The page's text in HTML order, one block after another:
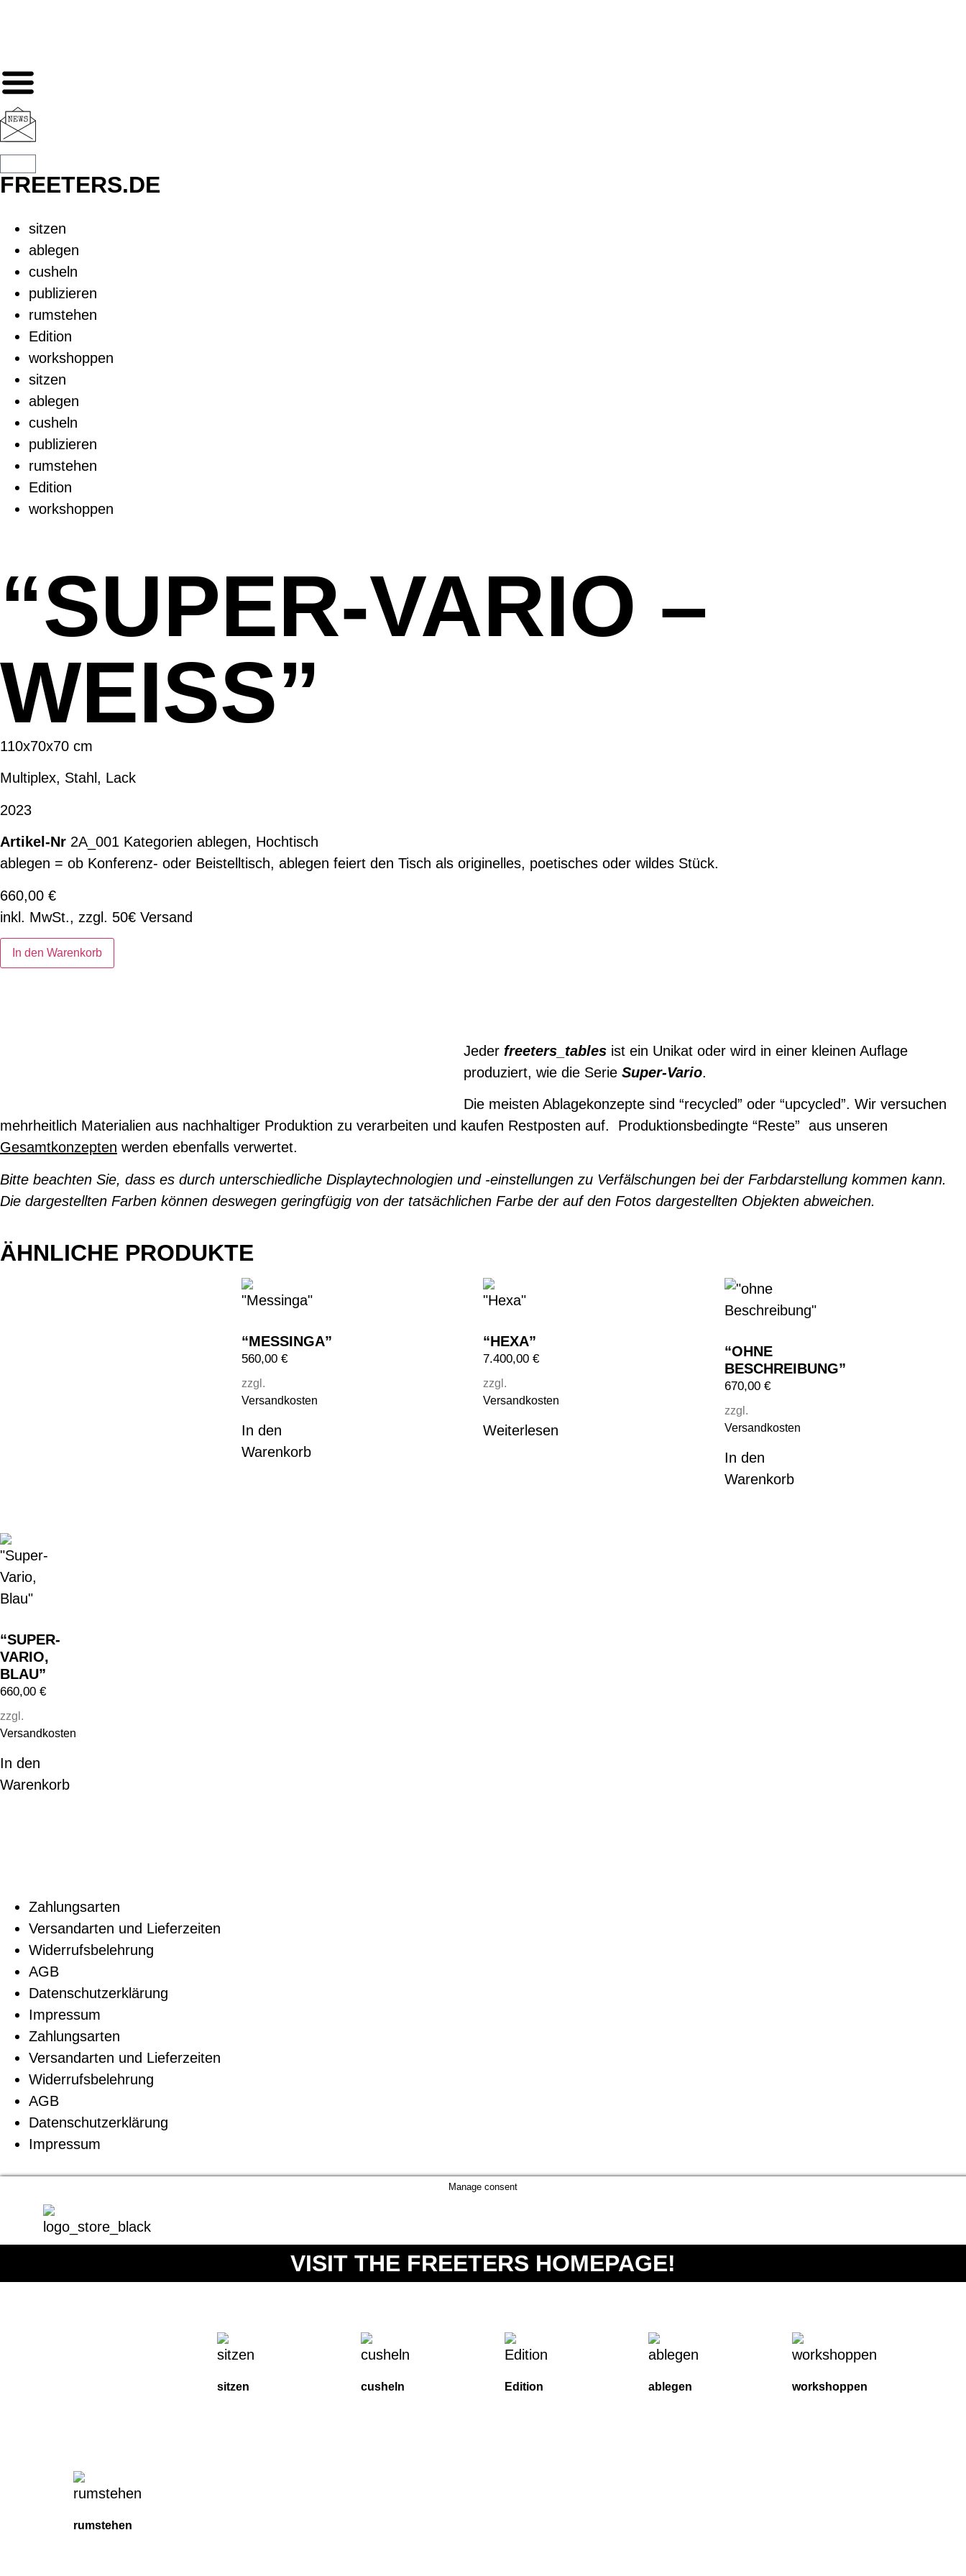
FREETERS.DE
sitzen
ablegen
cusheln
publizieren
rumstehen
Edition
workshoppen
sitzen
ablegen
cusheln
publizieren
rumstehen
Edition
workshoppen
“SUPER-VARIO –
WEISS”
110x70x70 cm
Multiplex, Stahl, Lack
2023
2A_001 Kategorien ablegen, Hochtisch
ablegen = ob Konferenz- oder Beistelltisch, ablegen feiert den Tisch als originelles, poetisches oder wildes Stück.
660,00 €
inkl. MwSt., zzgl. 50€ Versand
In den Warenkorb
Jeder freeters_tables ist ein Unikat oder wird in einer kleinen Auflage
produziert, wie die SerieSuper-Vario.
Die meisten Ablagekonzepte sind “recycled” oder “upcycled”. Wir versuchen
mehrheitlich Materialien aus nachhaltiger Produktion zu verarbeiten und kaufen Restposten auf. Produktionsbedingte “Reste” aus unseren
Gesamtkonzepten werden ebenfalls verwertet.
Bitte beachten Sie, dass es durch unterschiedliche Displaytechnologien und -einstellungen zu Verfälschungen bei der Farbdarstellung kommen kann.
Die dargestellten Farben können deswegen geringfügig von der tatsächlichen Farbe der auf den Fotos dargestellten Objekten abweichen.
ÄHNLICHE PRODUKTE
“MESSINGA”
560,00 €
zzgl.
Versandkosten
In den
Warenkorb
“HEXA”
7.400,00 €
zzgl.
Versandkosten
Weiterlesen
“OHNE
BESCHREIBUNG”
670,00 €
zzgl.
Versandkosten
In den
Warenkorb
“SUPER-
VARIO,
BLAU”
660,00 €
zzgl.
Versandkosten
In den
Warenkorb
Zahlungsarten
Versandarten und Lieferzeiten
Widerrufsbelehrung
AGB
Datenschutzerklärung
Impressum
Zahlungsarten
Versandarten und Lieferzeiten
Widerrufsbelehrung
AGB
Datenschutzerklärung
Impressum
Manage consent
VISIT THE FREETERS HOMEPAGE!
sitzen cusheln Edition ablegen workshoppen
rumstehen